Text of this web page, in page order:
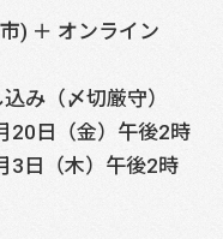
) ＋ オンライン
み（〆切厳守）
20日（金）午後2時
3日（木）午後2時